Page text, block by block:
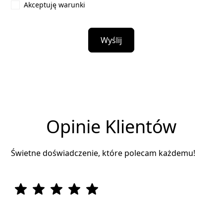
Akceptuję warunki
Opinie Klientów
Świetne doświadczenie, które polecam każdemu!